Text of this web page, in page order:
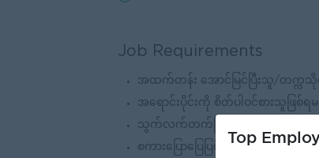
Job Requirements
အထက်တန်း အောင်မြင်ပြီးသူ/တက္ကသို
အရောင်းပိုင်းကို စိတ်ပါဝင်စားသူဖြစ်
သွက်လက်တက်ကြွ၍ သင်ယူလိုစိတ်ရှိသူဖ
စကားပြောပြေပြစ်ကောင်းမွန်သူဖြစ်ရမ
Top